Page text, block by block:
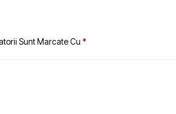
Sunt Marcate Cu *